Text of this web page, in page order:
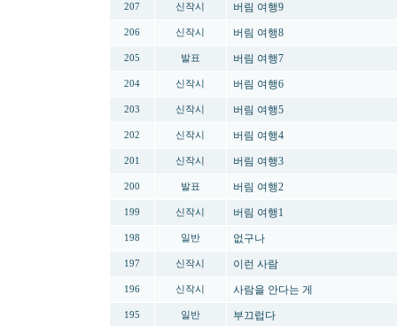
207 신작시 버림 여행9
206 신작시 버림 여행8
205 발표 버림 여행7
204 신작시 버림 여행6
203 신작시 버림 여행5
202 신작시 버림 여행4
201 신작시 버림 여행3
200 발표 버림 여행2
199 신작시 버림 여행1
198 일반 없구나
197 신작시 이런 사람
196 신작시 사람을 안다는 게
195 일반 부끄럽다